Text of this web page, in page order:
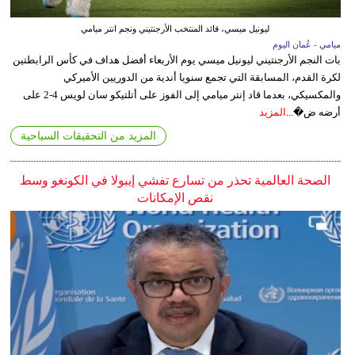
ليونيل ميسي، قائد المنتخب الأرجنتيني ونجم انتر ميامي
ميامي - عُمان اليوم
بات النجم الأرجنتيني ليونيل ميسي يوم الأربعاء أفضل هداف في كأس الرابطتين
لكرة القدم، المسابقة التي تجمع سنويا أندية من الدوريين الأميركي
والمكسيكي، بعدما قاد إنتر ميامي إلى الفوز على أتلتيكو سان لويس 4-2 على
أرضه ض�... المزيد
المزيد من التحقيقات السياحية
الصحة العالمية تحذر من تسارع تفشي إيبولا في الكونغو وسط
نقص الإمكانات